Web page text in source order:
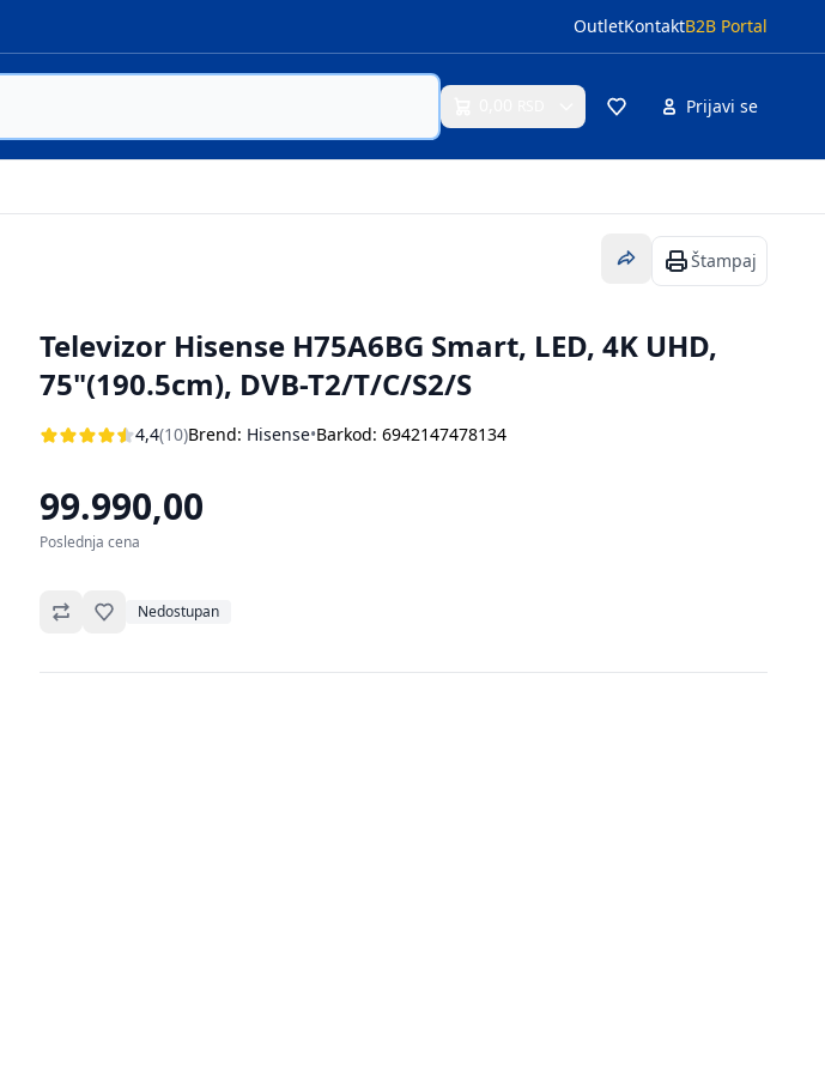
OutletKontaktB2B Portal
Prijavi se
Štampaj
Televizor Hisense H75A6BG Smart, LED, 4K UHD,
75"(190.5cm), DVB-T2/T/C/S2/S
4,4(10)Brend: Hisense•Barkod: 6942147478134
99.990,00
Poslednja cena
Omiljeno
Nedostupan